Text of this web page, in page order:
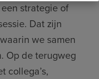
strategie of
Dat zijn
we samen
Op de terugweg
collega’s,